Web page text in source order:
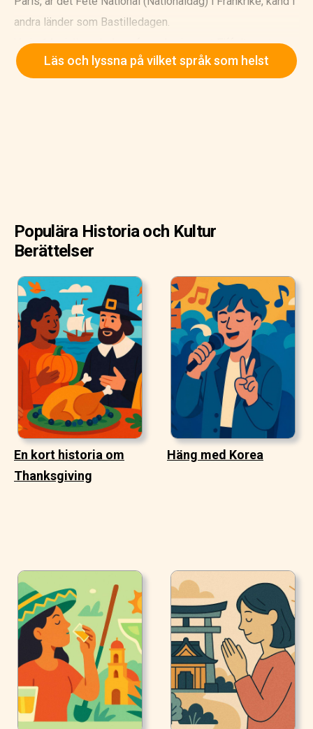
andra länder som Bastilledagen.
Varje 14:e juli exploderar fyrverkerier runt Eiffeltornet,
belyser den parisiska himlen medan brandstationer
Läs och lyssna på vilket språk som helst
Populära Historia och Kultur
Berättelser
En kort historia om
Thanksgiving
Häng med Korea